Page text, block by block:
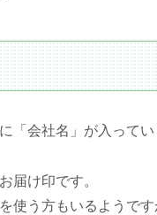
「会社名」が入ってい
届け印です。
使う方もいるようです